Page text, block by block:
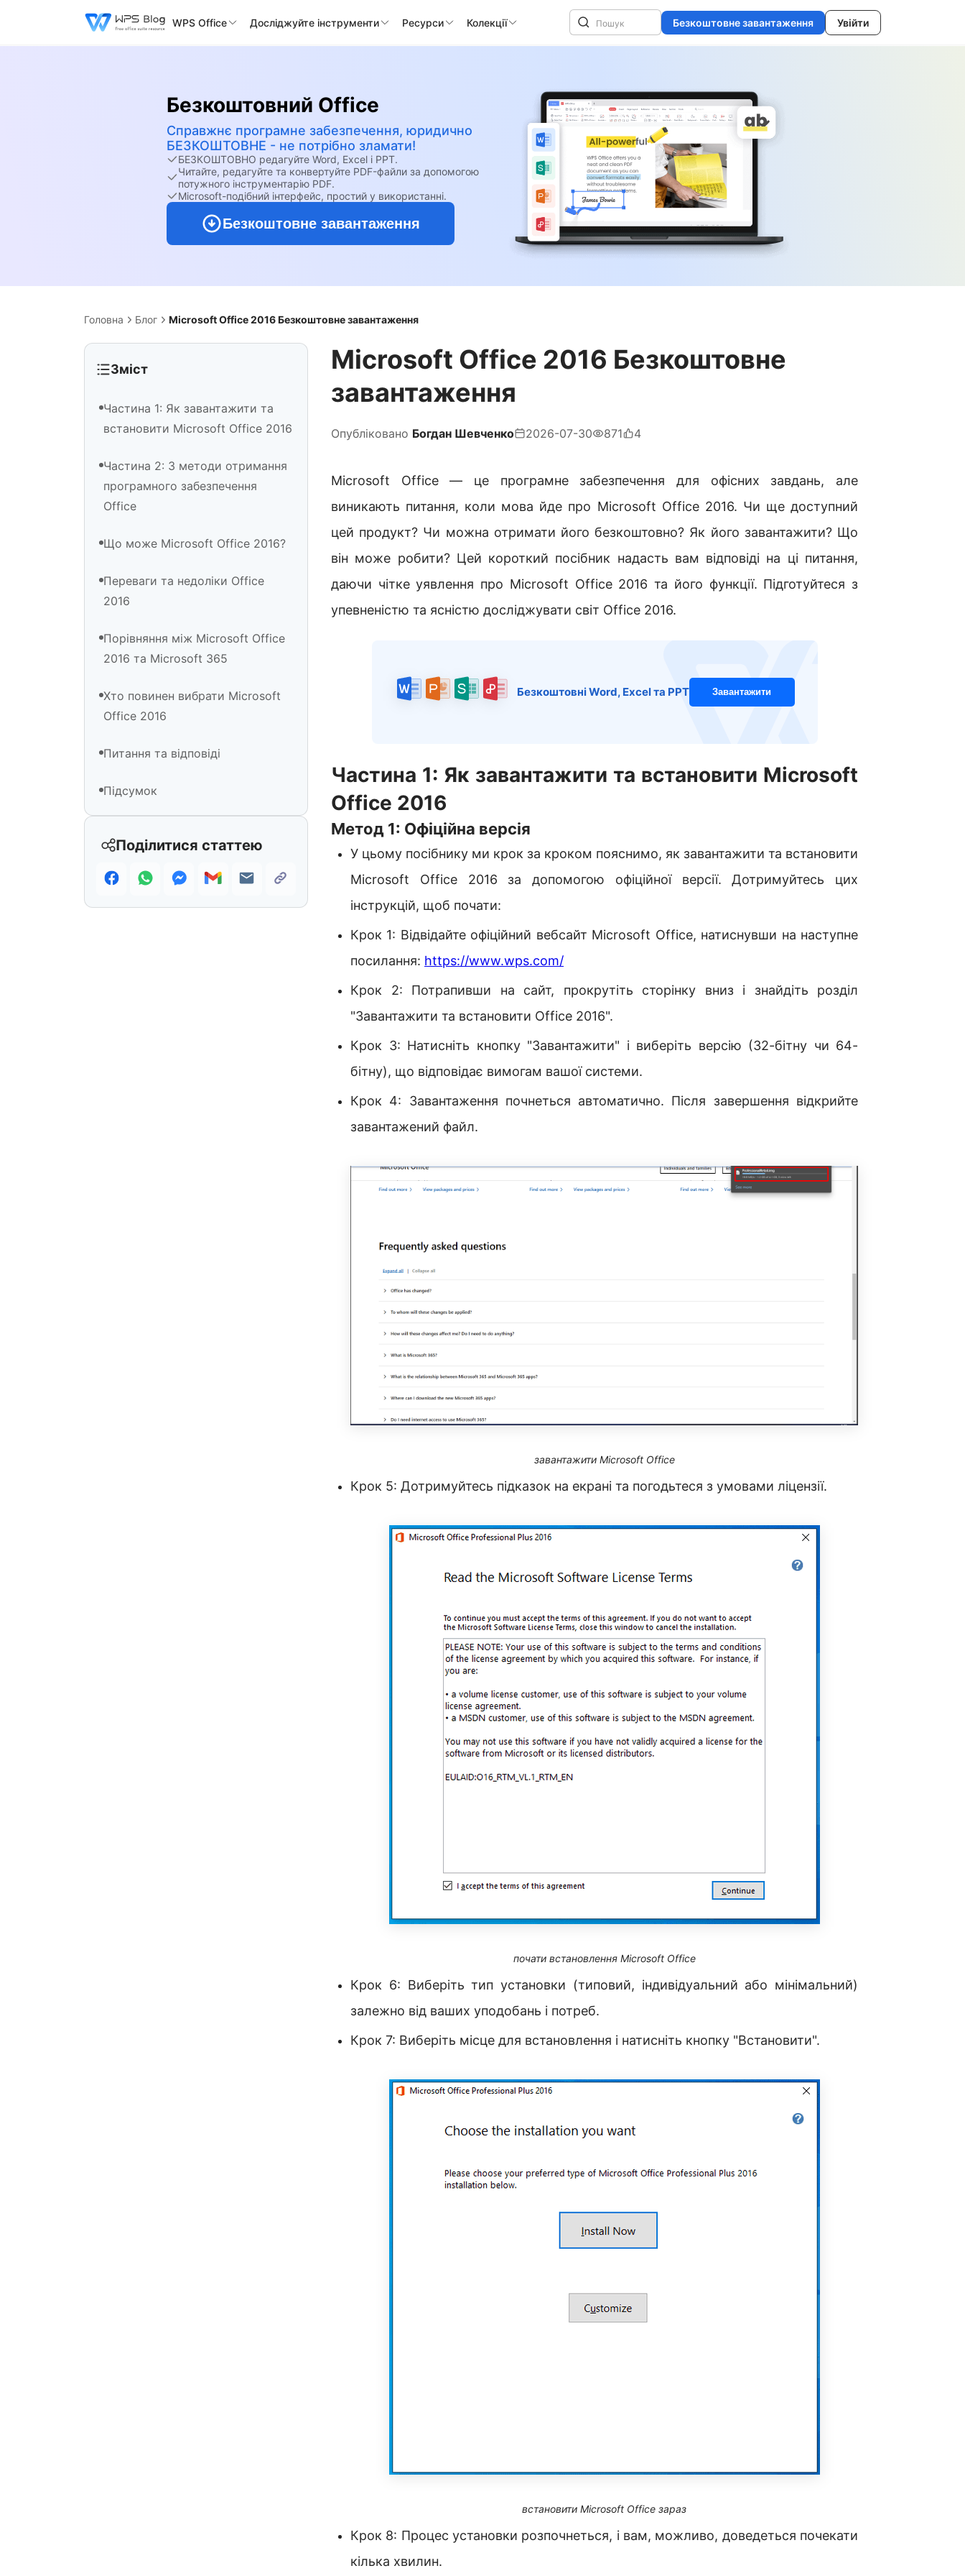
WPS Office Досліджуйте інструменти Ресурси Колекції Безкоштовне завантаження Увійти
Безкоштовний Office
Справжнє програмне забезпечення, юридично
БЕЗКОШТОВНЕ - не потрібно зламати!
БЕЗКОШТОВНО редагуйте Word, Excel і PPT.
Читайте, редагуйте та конвертуйте PDF-файли за допомогою
потужного інструментарію PDF.
Microsoft-подібний інтерфейс, простий у використанні.
Безкоштовне завантаження
Головна Блог Microsoft Office 2016 Безкоштовне завантаження
Зміст
Частина 1: Як завантажити та
встановити Microsoft Office 2016
Частина 2: 3 методи отримання
програмного забезпечення
Office
Що може Microsoft Office 2016?
Переваги та недоліки Office
2016
Порівняння між Microsoft Office
2016 та Microsoft 365
Хто повинен вибрати Microsoft
Office 2016
Питання та відповіді
Підсумок
Поділитися статтею
Microsoft Office 2016 Безкоштовне
завантаження
Опубліковано Богдан Шевченко 2026-07-30 871 4
Microsoft Office — це програмне забезпечення для офісних завдань, але
виникають питання, коли мова йде про Microsoft Office 2016. Чи ще доступний
цей продукт? Чи можна отримати його безкоштовно? Як його завантажити? Що
він може робити? Цей короткий посібник надасть вам відповіді на ці питання,
даючи чітке уявлення про Microsoft Office 2016 та його функції. Підготуйтеся з
упевненістю та ясністю досліджувати світ Office 2016.
Безкоштовні Word, Excel та PPT Завантажити
Частина 1: Як завантажити та встановити Microsoft
Office 2016
Метод 1: Офіційна версія
У цьому посібнику ми крок за кроком пояснимо, як завантажити та встановити
Microsoft Office 2016 за допомогою офіційної версії. Дотримуйтесь цих
інструкцій, щоб почати:
Крок 1: Відвідайте офіційний вебсайт Microsoft Office, натиснувши на наступне
посилання: https://www.wps.com/
Крок 2: Потрапивши на сайт, прокрутіть сторінку вниз і знайдіть розділ
"Завантажити та встановити Office 2016".
Крок 3: Натисніть кнопку "Завантажити" і виберіть версію (32-бітну чи 64-
бітну), що відповідає вимогам вашої системи.
Крок 4: Завантаження почнеться автоматично. Після завершення відкрийте
завантажений файл.
завантажити Microsoft Office
Крок 5: Дотримуйтесь підказок на екрані та погодьтеся з умовами ліцензії.
почати встановлення Microsoft Office
Крок 6: Виберіть тип установки (типовий, індивідуальний або мінімальний)
залежно від ваших уподобань і потреб.
Крок 7: Виберіть місце для встановлення і натисніть кнопку "Встановити".
встановити Microsoft Office зараз
Крок 8: Процес установки розпочнеться, і вам, можливо, доведеться почекати
кілька хвилин.